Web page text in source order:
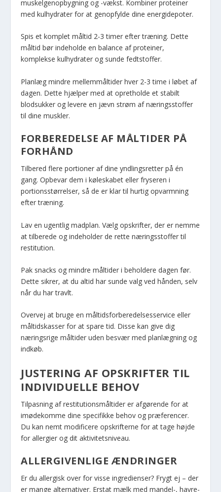
muskelgenopbygning og -vækst. Kombiner proteiner
med kulhydrater for at genopfylde dine energidepoter.
Spis et komplet måltid 2-3 timer efter træning. Dette
måltid bør indeholde en balance af proteiner,
komplekse kulhydrater og sunde fedtstoffer.
Planlæg mindre mellemmåltider hver 2-3 time i løbet af
dagen. Dette hjælper med at opretholde et stabilt
blodsukker og levere en jævn strøm af næringsstoffer
til dine muskler.
FORBEREDELSE AF MÅLTIDER PÅ
FORHÅND
Tilbered flere portioner af dine yndlingsretter på én
gang. Opbevar dem i køleskabet eller fryseren i
portionsstørrelser, så de er klar til hurtig opvarmning
efter træning.
Lav en ugentlig madplan. Vælg opskrifter, der er nemme
at tilberede og indeholder de rette næringsstoffer til
restitution.
Pak snacks og mindre måltider i beholdere dagen før.
Dette sikrer, at du altid har sunde valg ved hånden, selv
når du har travlt.
Overvej at bruge en måltidsforberedelsesservice eller
måltidskasser for at spare tid. Disse kan give dig
næringsrige måltider uden besvær med planlægning og
indkøb.
JUSTERING AF OPSKRIFTER TIL
INDIVIDUELLE BEHOV
Tilpasning af restitutionsmåltider er afgørende for at
imødekomme dine specifikke behov og præferencer.
Du kan nemt modificere opskrifterne for at tage højde
for allergier og dit aktivitetsniveau.
ALLERGIVENLIGE ÆNDRINGER
Er du allergisk over for visse ingredienser? Frygt ej – der
er mange alternativer. Erstat mælk med mandel-, havre-